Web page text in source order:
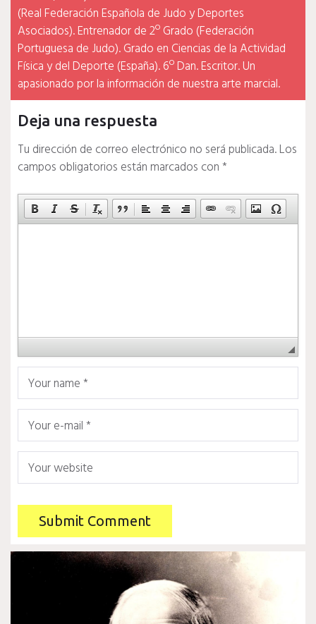
(Real Federación Española de Judo y Deportes
Asociados). Entrenador de 2º Grado (Federación
Portuguesa de Judo). Grado en Ciencias de la Actividad
Física y del Deporte (España). 6º Dan. Escritor. Un
apasionado por la información de nuestra arte marcial.
Deja una respuesta
Tu dirección de correo electrónico no será publicada.Los
campos obligatorios están marcados con*